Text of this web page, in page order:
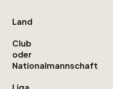
Land
Club
oder
Nationalmannschaft